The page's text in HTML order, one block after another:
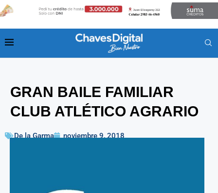
GRAN BAILE FAMILIAR
CLUB ATLÉTICO AGRARIO
De la Garma noviembre 9, 2018